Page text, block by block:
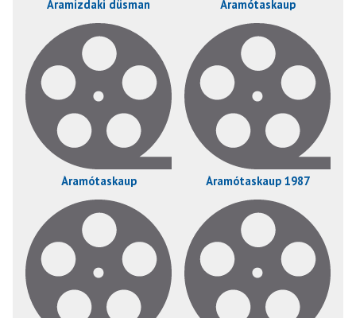
Aramizdaki düsman Áramótaskaup
Áramótaskaup Áramótaskaup 1987